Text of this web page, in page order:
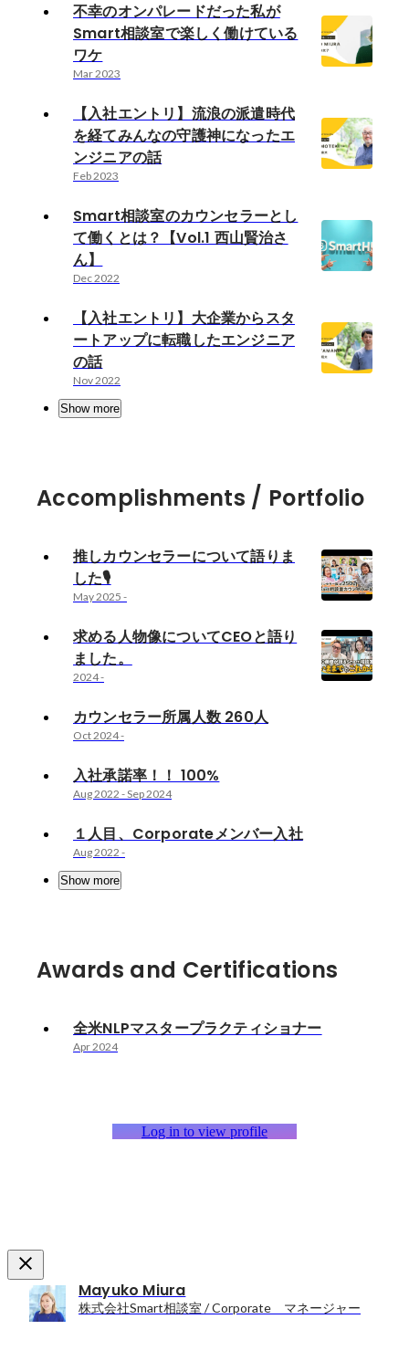
不幸のオンパレードだった私が
Smart相談室で楽しく働けている
ワケ
Mar 2023
【入社エントリ】流浪の派遣時代
を経てみんなの守護神になったエ
ンジニアの話
Feb 2023
Smart相談室のカウンセラーとし
て働くとは？【Vol.1 西山賢治さ
ん】
Dec 2022
【入社エントリ】大企業からスタ
ートアップに転職したエンジニア
の話
Nov 2022
Show more
Accomplishments / Portfolio
推しカウンセラーについて語りま
した🎙️
May 2025 -
求める人物像についてCEOと語り
ました。
2024-
カウンセラー所属人数 260人
Oct 2024-
入社承諾率！！ 100%
Aug 2022 -Sep 2024
１人目、Corporateメンバー入社
Aug 2022 -
Show more
Awards and Certifications
全米NLPマスタープラクティショナー
Apr 2024
Log in to view profile
Mayuko Miura
株式会社Smart相談室 / Corporate マネージャー